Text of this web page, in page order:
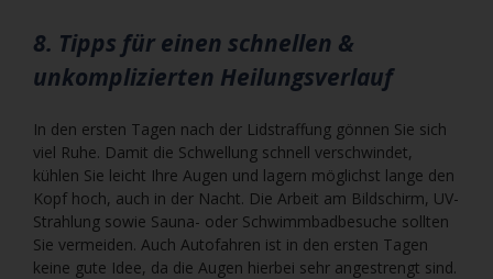
8. Tipps für einen schnellen &
unkomplizierten Heilungsverlauf
In den ersten Tagen nach der Lidstraffung gönnen Sie sich
viel Ruhe. Damit die Schwellung schnell verschwindet,
kühlen Sie leicht Ihre Augen und lagern möglichst lange den
Kopf hoch, auch in der Nacht. Die Arbeit am Bildschirm, UV-
Strahlung sowie Sauna- oder Schwimmbadbesuche sollten
Sie vermeiden. Auch Autofahren ist in den ersten Tagen
keine gute Idee, da die Augen hierbei sehr angestrengt sind.